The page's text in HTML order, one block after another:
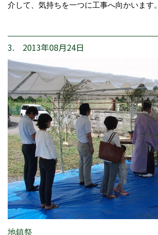
介して、気持ちを一つに工事へ向かいます。
3. 2013年08月24日
地鎮祭